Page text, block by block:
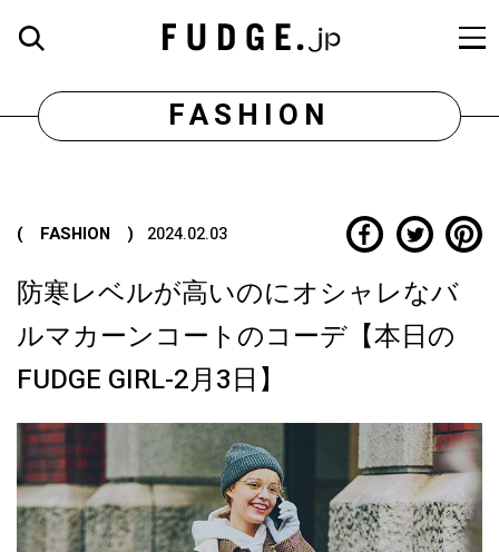
FASHION
( FASHION ) 2024.02.03
防寒レベルが高いのにオシャレなバ
ルマカーンコートのコーデ【本日の
FUDGE GIRL-2月3日】